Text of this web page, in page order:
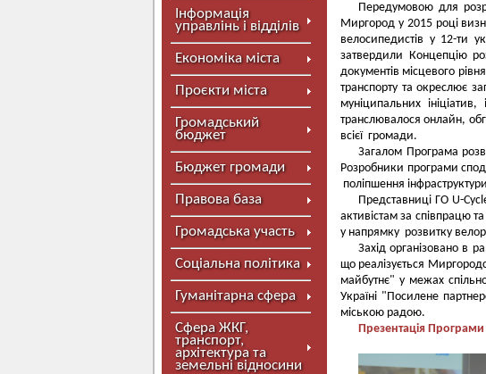
Інформація
управлінь і відділів
Економіка міста
Проєкти міста
Громадський
бюджет
Бюджет громади
Правова база
Громадська участь
Соціальна політика
Гуманітарна сфера
Сфера ЖКГ,
транспорт,
архітектура та
земельні відносини
Передумовою для
Миргород у 2015 році
велосипедистів у 12-ти
затвердили Концепцію
документів місцевого
транспорту та окреслює
муніципальних
транслювалося онлайн,
всієї громади.
Загалом Програма
Розробники програми
поліпшення
Представниці ГО U-
активістам за співпрацю
у напрямку розвитку
Захід організовано в
що реалізується
майбутнє" у межах
Україні "Посилене
міською радою.
Презентація Програми